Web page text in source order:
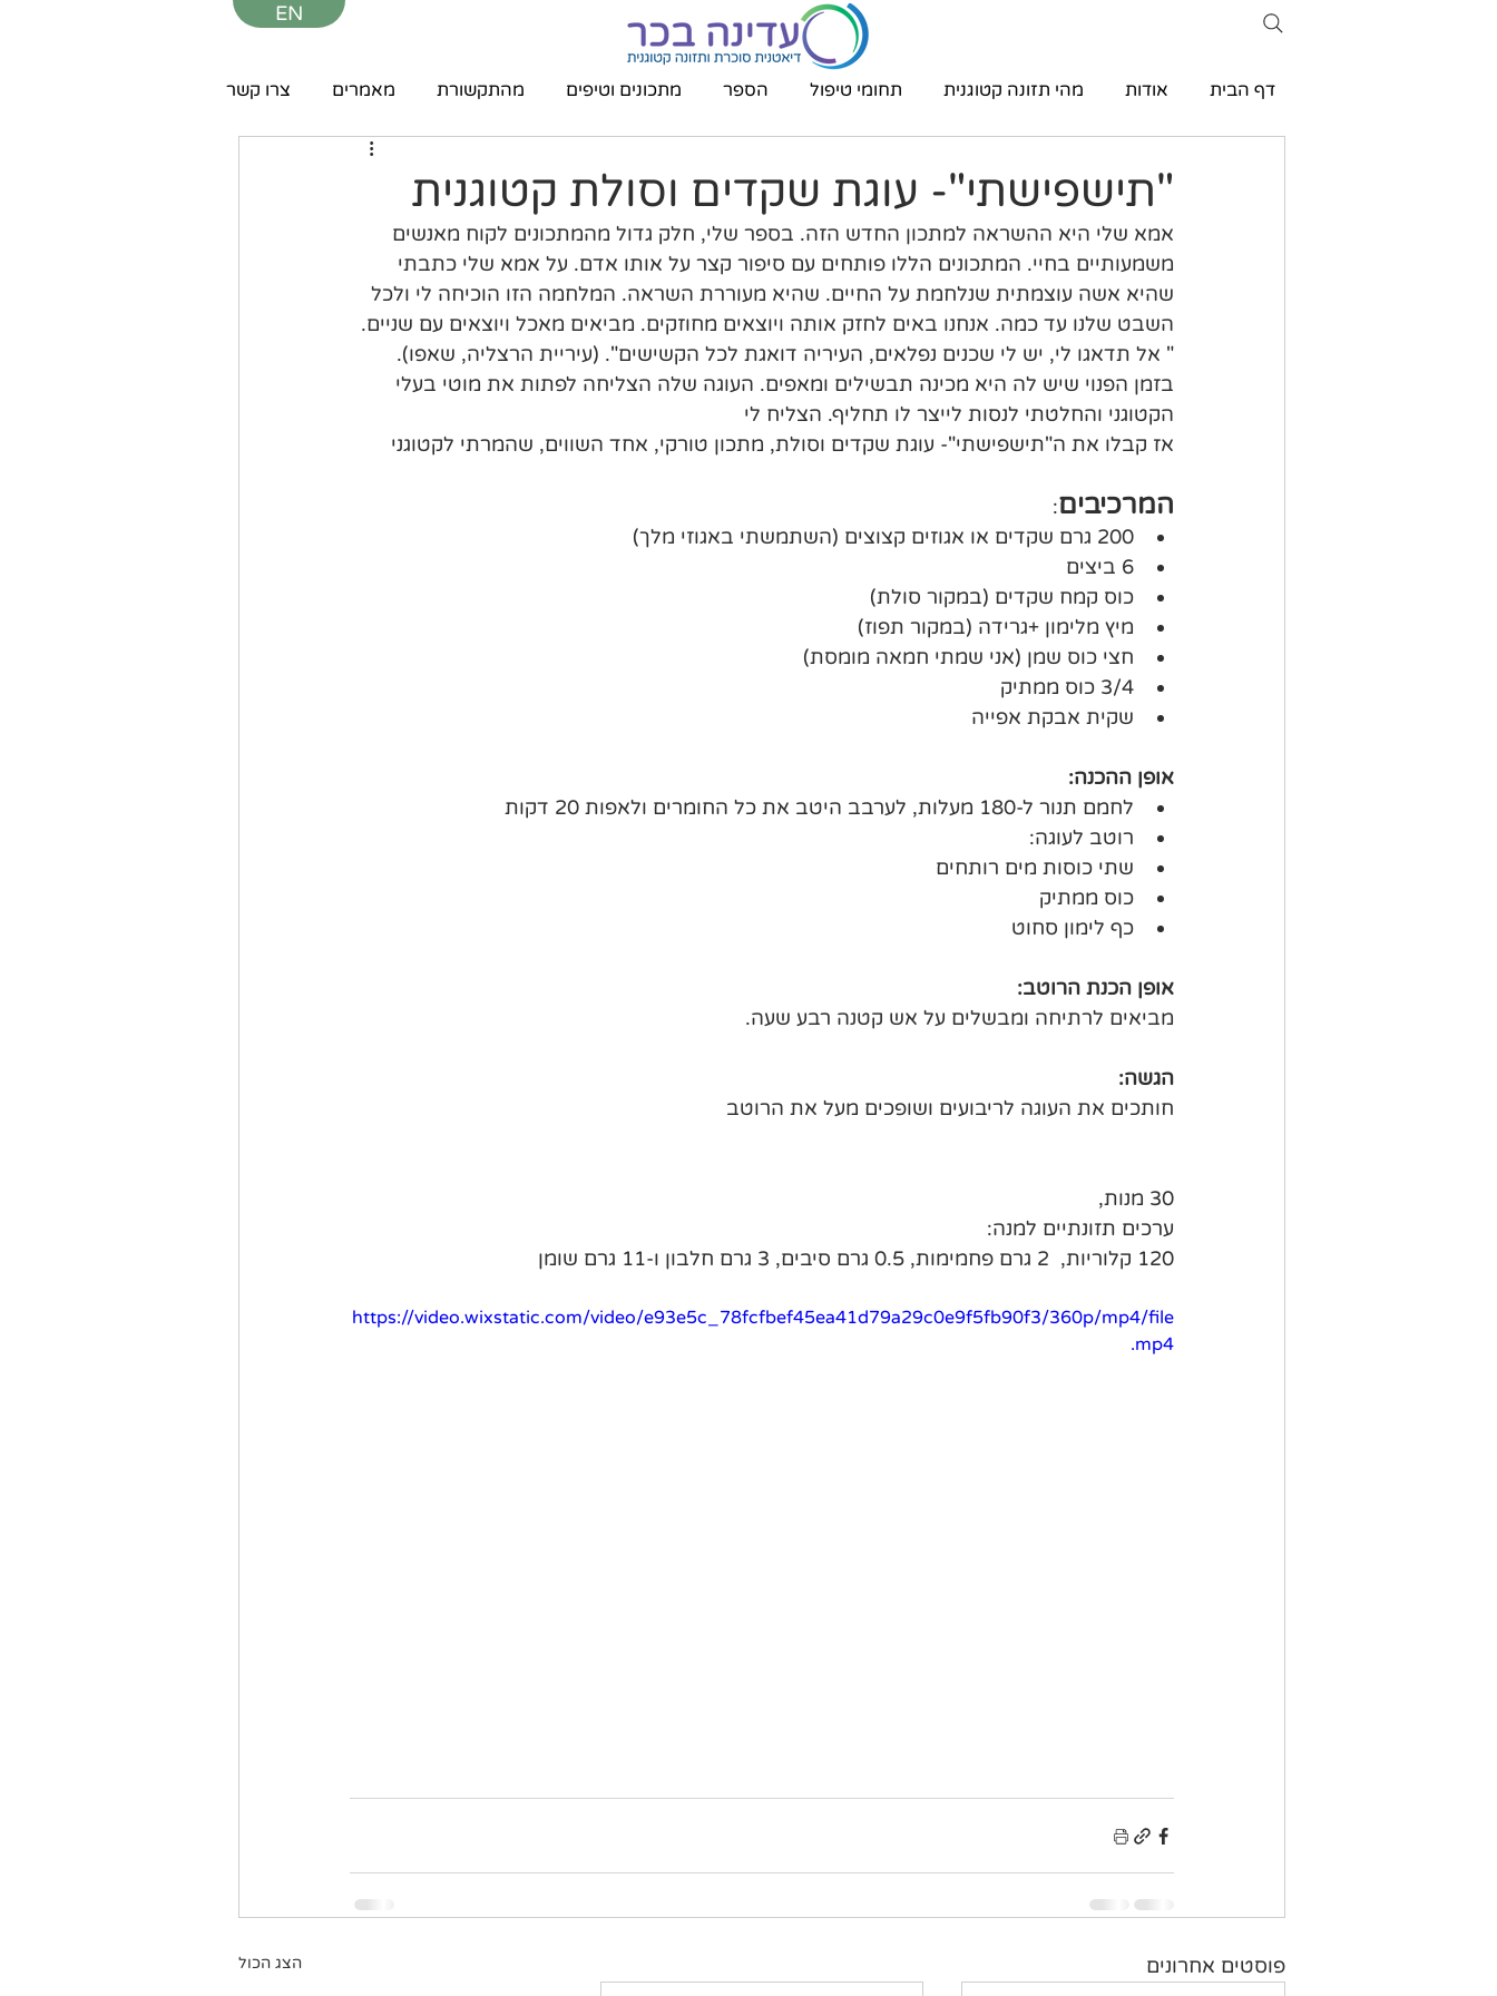
EN
דף הבית אודות מהי תזונה קטוגנית תחומי טיפול הספר מתכונים וטיפים מהתקשורת מאמרים צרו קשר
"תישפישתי"- עוגת שקדים וסולת קטוגנית
אמא שלי היא ההשראה למתכון החדש הזה. בספר שלי, חלק גדול מהמתכונים לקוח מאנשים
משמעותיים בחיי. המתכונים הללו פותחים עם סיפור קצר על אותו אדם. על אמא שלי כתבתי
שהיא אשה עוצמתית שנלחמת על החיים. שהיא מעוררת השראה. המלחמה הזו הוכיחה לי ולכל
השבט שלנו עד כמה. אנחנו באים לחזק אותה ויוצאים מחוזקים. מביאים מאכל ויוצאים עם שניים.
" אל תדאגו לי, יש לי שכנים נפלאים, העיריה דואגת לכל הקשישים". (עיריית הרצליה, שאפו).
בזמן הפנוי שיש לה היא מכינה תבשילים ומאפים. העוגה שלה הצליחה לפתות את מוטי בעלי
הקטוגני והחלטתי לנסות לייצר לו תחליף. הצליח לי
אז קבלו את ה"תישפישתי"- עוגת שקדים וסולת, מתכון טורקי, אחד השווים, שהמרתי לקטוגני
המרכיבים:
200 גרם שקדים או אגוזים קצוצים (השתמשתי באגוזי מלך)
6 ביצים
כוס קמח שקדים (במקור סולת)
מיץ מלימון +גרידה (במקור תפוז)
חצי כוס שמן (אני שמתי חמאה מומסת)
3/4 כוס ממתיק
שקית אבקת אפייה
אופן ההכנה:
לחמם תנור ל-180 מעלות, לערבב היטב את כל החומרים ולאפות 20 דקות
רוטב לעוגה:
שתי כוסות מים רותחים
כוס ממתיק
כף לימון סחוט
אופן הכנת הרוטב:
מביאים לרתיחה ומבשלים על אש קטנה רבע שעה.
הגשה:
חותכים את העוגה לריבועים ושופכים מעל את הרוטב
30 מנות,
ערכים תזונתיים למנה:
120 קלוריות,  2 גרם פחמימות, 0.5 גרם סיבים, 3 גרם חלבון ו-11 גרם שומן
https://video.wixstatic.com/video/e93e5c_78fcfbef45ea41d79a29c0e9f5fb90f3/360p/mp4/file
.mp4
פוסטים אחרונים הצג הכול